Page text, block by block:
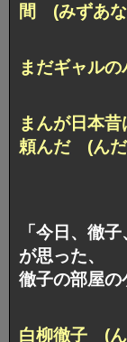
間 (みずあ
まだギャル
まんが日本
頼んだ (んだ
「今日、徹
が思った、
徹子の部屋の
白柳徹子 (ん